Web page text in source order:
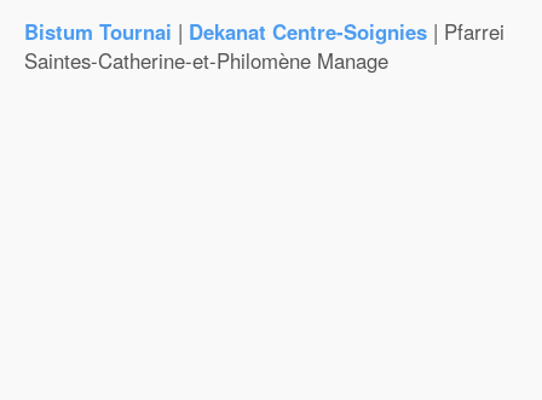
Bistum Tournai | Dekanat Centre-Soignies | Pfarrei
Saintes-Catherine-et-Philomène Manage